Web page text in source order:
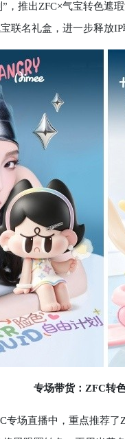
，推出ZFC×气宝转色遮
联名礼盒，进一步释放
专场带货：ZFC转色
场直播中，重点推荐了